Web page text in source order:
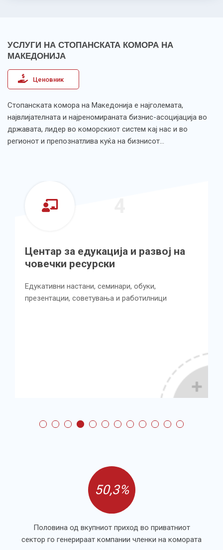
УСЛУГИ НА СТОПАНСКАТА КОМОРА НА
МАКЕДОНИЈА
Ценовник
Стопанската комора на Македонија е најголемата,
највлијателната и најреномираната бизнис-асоцијација во
државата, лидер во коморскиот систем кај нас и во
регионот и препознатлива куќа на бизнисот…
и развој на
обуки,
и работилници
Центар за
Имплементирање на
50,3%
Половина од вкупниот приход во приватниот
сектор го генерираат компании членки на комората